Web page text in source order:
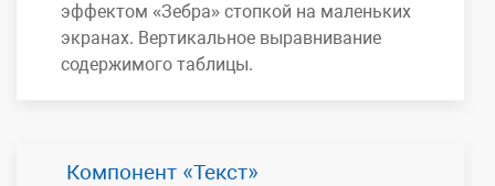
эффектом «Зебра» стопкой на маленьких
экранах. Вертикальное выравнивание
содержимого таблицы.
Компонент Текст